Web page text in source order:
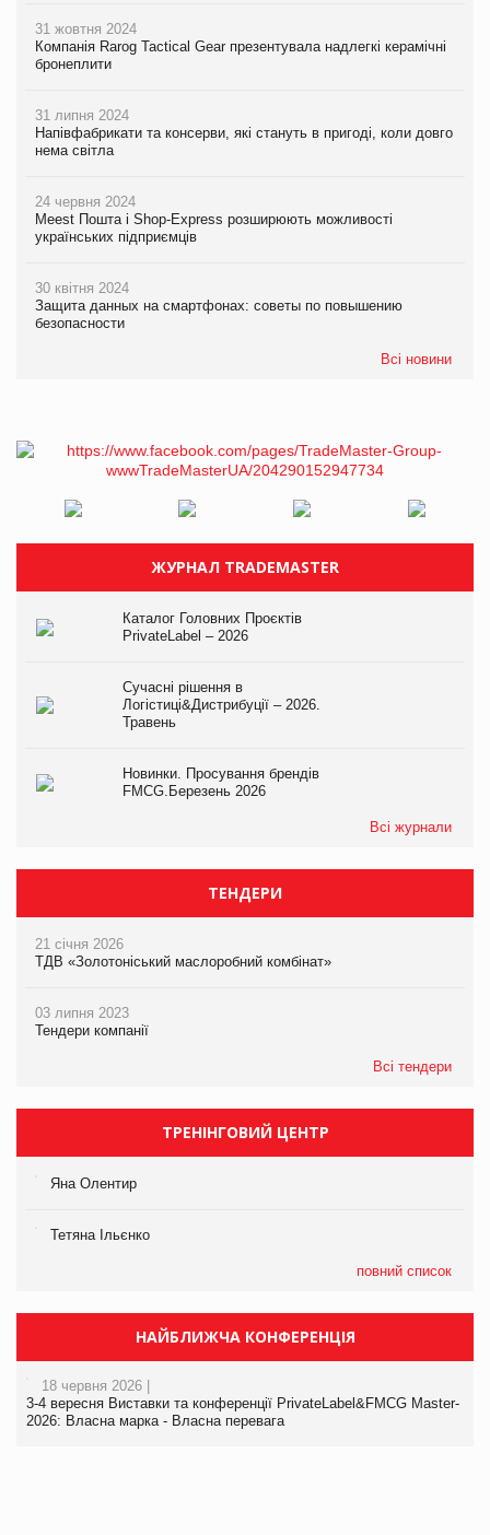
31 жовтня 2024
Компанія Rarog Tactical Gear презентувала надлегкі керамічні
бронеплити
31 липня 2024
Напівфабрикати та консерви, які стануть в пригоді, коли довго
нема світла
24 червня 2024
Meest Пошта і Shop-Express розширюють можливості
українських підприємців
30 квітня 2024
Защита данных на смартфонах: советы по повышению
безопасности
Всі новини
ЖУРНАЛ TRADEMASTER
Каталог Головних Проєктів
PrivateLabel – 2026
Сучасні рішення в
Логістиці&Дистрибуції – 2026.
Травень
Новинки. Просування брендів
FMCG.Березень 2026
Всі журнали
ТЕНДЕРИ
21 січня 2026
ТДВ «Золотоніський маслоробний комбінат»
03 липня 2023
Тендери компанії
Всі тендери
ТРЕНІНГОВИЙ ЦЕНТР
Яна Олентир
Тетяна Ільєнко
повний список
НАЙБЛИЖЧА КОНФЕРЕНЦІЯ
18 червня 2026 |
3-4 вересня Виставки та конференції PrivateLabel&FMCG Master-
2026: Власна марка - Власна перевага